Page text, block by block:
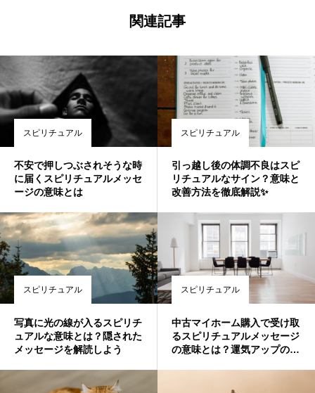
関連記事
スピリチュアル
不安で押しつぶされそうな時
に届くスピリチュアルメッセ
ージの意味とは
スピリチュアル
引っ越し後の体調不良はスピ
リチュアルなサイン？意味と
改善方法を徹底解説✨
スピリチュアル
写真に光の線が入るスピリチ
ュアルな意味とは？隠された
メッセージを解読しよう
スピリチュアル
中古マイホーム購入で受け取
るスピリチュアルメッセージ
の意味とは？運気アップのポ